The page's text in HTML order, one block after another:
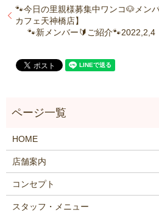
🐾今日の里親様募集中ワンコ🐶メン
カフェ天神橋店】
🐾新メンバー🔰ご紹介🐾2022,2,4
HOME
店舗案内
コンセプト
スタッフ・メニュー